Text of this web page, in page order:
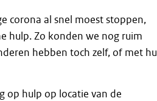
corona al snel moest stoppen,
hulp. Zo konden we nog ruim
hebben toch zelf, of met
op hulp op locatie van de